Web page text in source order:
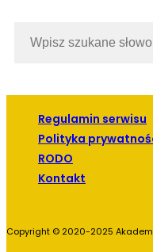
Copyright © 2020-2025
Regulamin serwisu
Polityka
RODO
Kontakt